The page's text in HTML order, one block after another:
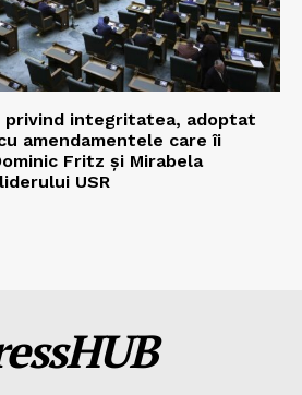
integritatea, adoptat
amendamentele care îi
Fritz și Mirabela
USR